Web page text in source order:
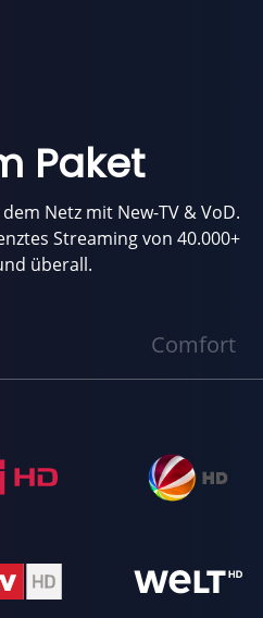
Paket
Netz mit New-TV & VoD.
Streaming von 40.000+
überall.
Comfort